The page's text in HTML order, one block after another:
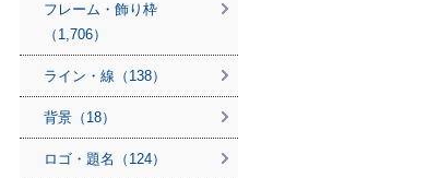
フレーム・飾り枠
（1,706）
ライン・線（138）
背景（18）
ロゴ・題名（124）